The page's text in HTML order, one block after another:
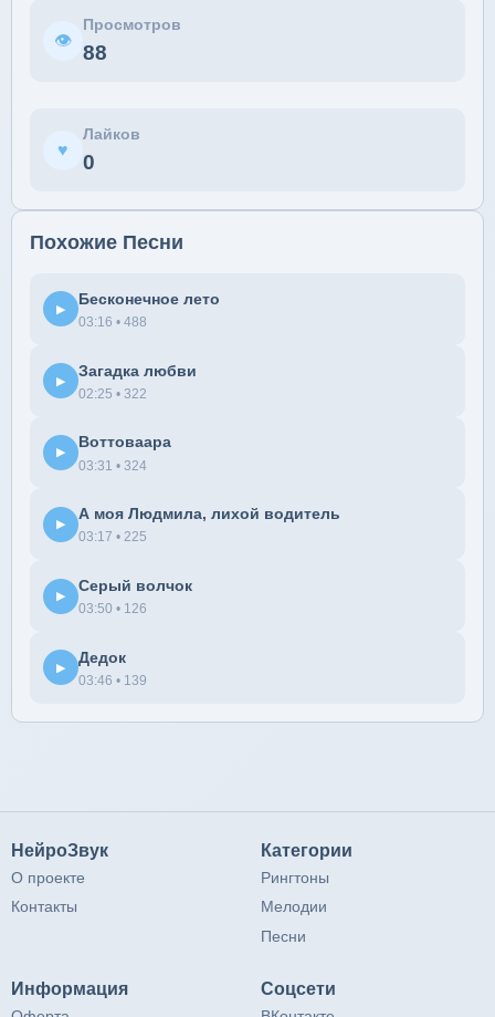
👁
Просмотров
88
♥
Лайков
0
Похожие Песни
▶
Бесконечное лето
03:16 • 488
▶
Загадка любви
02:25 • 322
▶
Воттоваара
03:31 • 324
▶
А моя Людмила, лихой водитель
03:17 • 225
▶
Серый волчок
03:50 • 126
▶
Дедок
03:46 • 139
НейроЗвук
О проекте
Контакты
Категории
Рингтоны
Мелодии
Песни
Информация Соцсети